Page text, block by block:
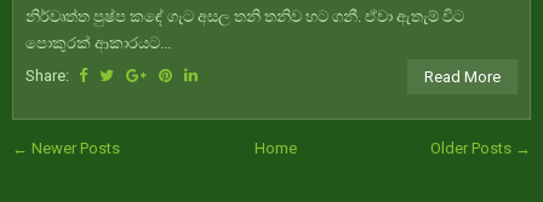
නිර්වෘත්ත පුෂ්ප කඳේ ගැට අසල තනි තනිව හට ගනී. ඒවා ඇතැම් විට
පොකුරක් ආකාරයට...
Share:
Read More
← Newer Posts Older Posts →
Home